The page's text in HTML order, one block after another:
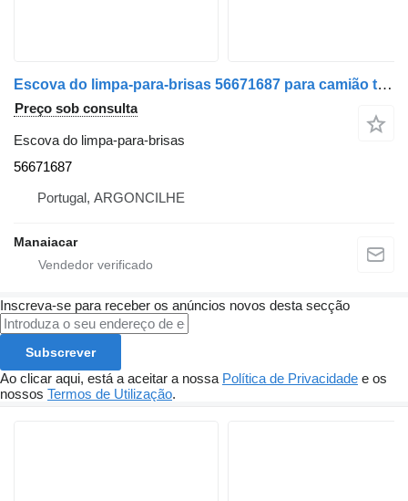
Escova do limpa-para-brisas 56671687 para camião tractor Renault Premium 2 | 05
Preço sob consulta
Escova do limpa-para-brisas
56671687
Portugal, ARGONCILHE
Manaiacar
Inscreva-se para receber os anúncios novos desta secção
Subscrever
Ao clicar aqui, está a aceitar a nossa Política de Privacidade e os
nossos Termos de Utilização.